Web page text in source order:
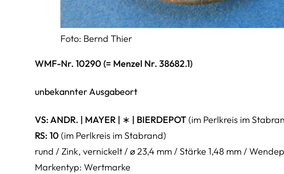
Foto: Bernd Thier
WMF-Nr. 10290 (= Menzel Nr. 38682.1)
unbekannter Ausgabeort
VS: ANDR. | MAYER | ∗ | BIERDEPOT (im Perlkreis im
RS: 10 (im Perlkreis im Stabrand)
rund / Zink, vernickelt / ø 23,4 mm / Stärke 1,48 mm /
Markentyp: Wertmarke